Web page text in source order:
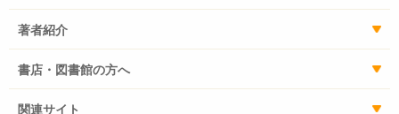
著者紹介
書店・図書館の方へ
関連サイト